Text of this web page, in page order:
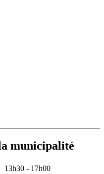
municipalité
13h30 - 17h00